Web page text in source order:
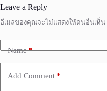
Leave a Reply
อีเมลของคุณจะไม่แสดงให้คนอื่นเห็น
Name*
Add Comment *